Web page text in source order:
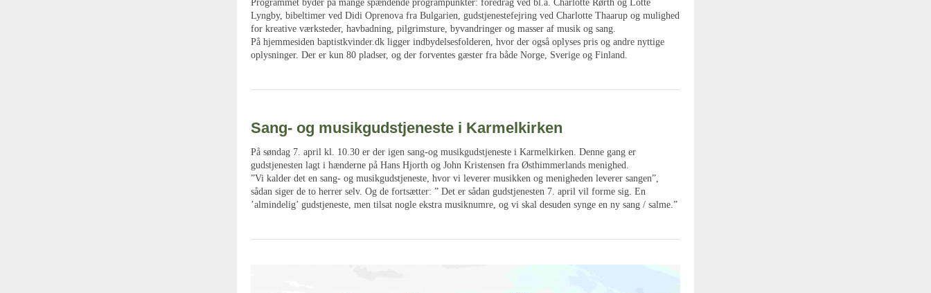
Programmet byder på mange spændende programpunkter: foredrag ved bl.a. Charlotte Rørth og Lotte
Lyngby, bibeltimer ved Didi Oprenova fra Bulgarien, gudstjenestefejring ved Charlotte Thaarup og mulighed
for kreative værksteder, havbadning, pilgrimsture, byvandringer og masser af musik og sang.
På hjemmesiden baptistkvinder.dk ligger indbydelsesfolderen, hvor der også oplyses pris og andre nyttige
oplysninger. Der er kun 80 pladser, og der forventes gæster fra både Norge, Sverige og Finland.
Sang- og musikgudstjeneste i Karmelkirken
På søndag 7. april kl. 10.30 er der igen sang-og musikgudstjeneste i Karmelkirken. Denne gang er
gudstjenesten lagt i hænderne på Hans Hjorth og John Kristensen fra Østhimmerlands menighed.
”Vi kalder det en sang- og musikgudstjeneste, hvor vi leverer musikken og menigheden leverer sangen”,
sådan siger de to herrer selv. Og de fortsætter: ” Det er sådan gudstjenesten 7. april vil forme sig. En
’almindelig’ gudstjeneste, men tilsat nogle ekstra musiknumre, og vi skal desuden synge en ny sang / salme.”